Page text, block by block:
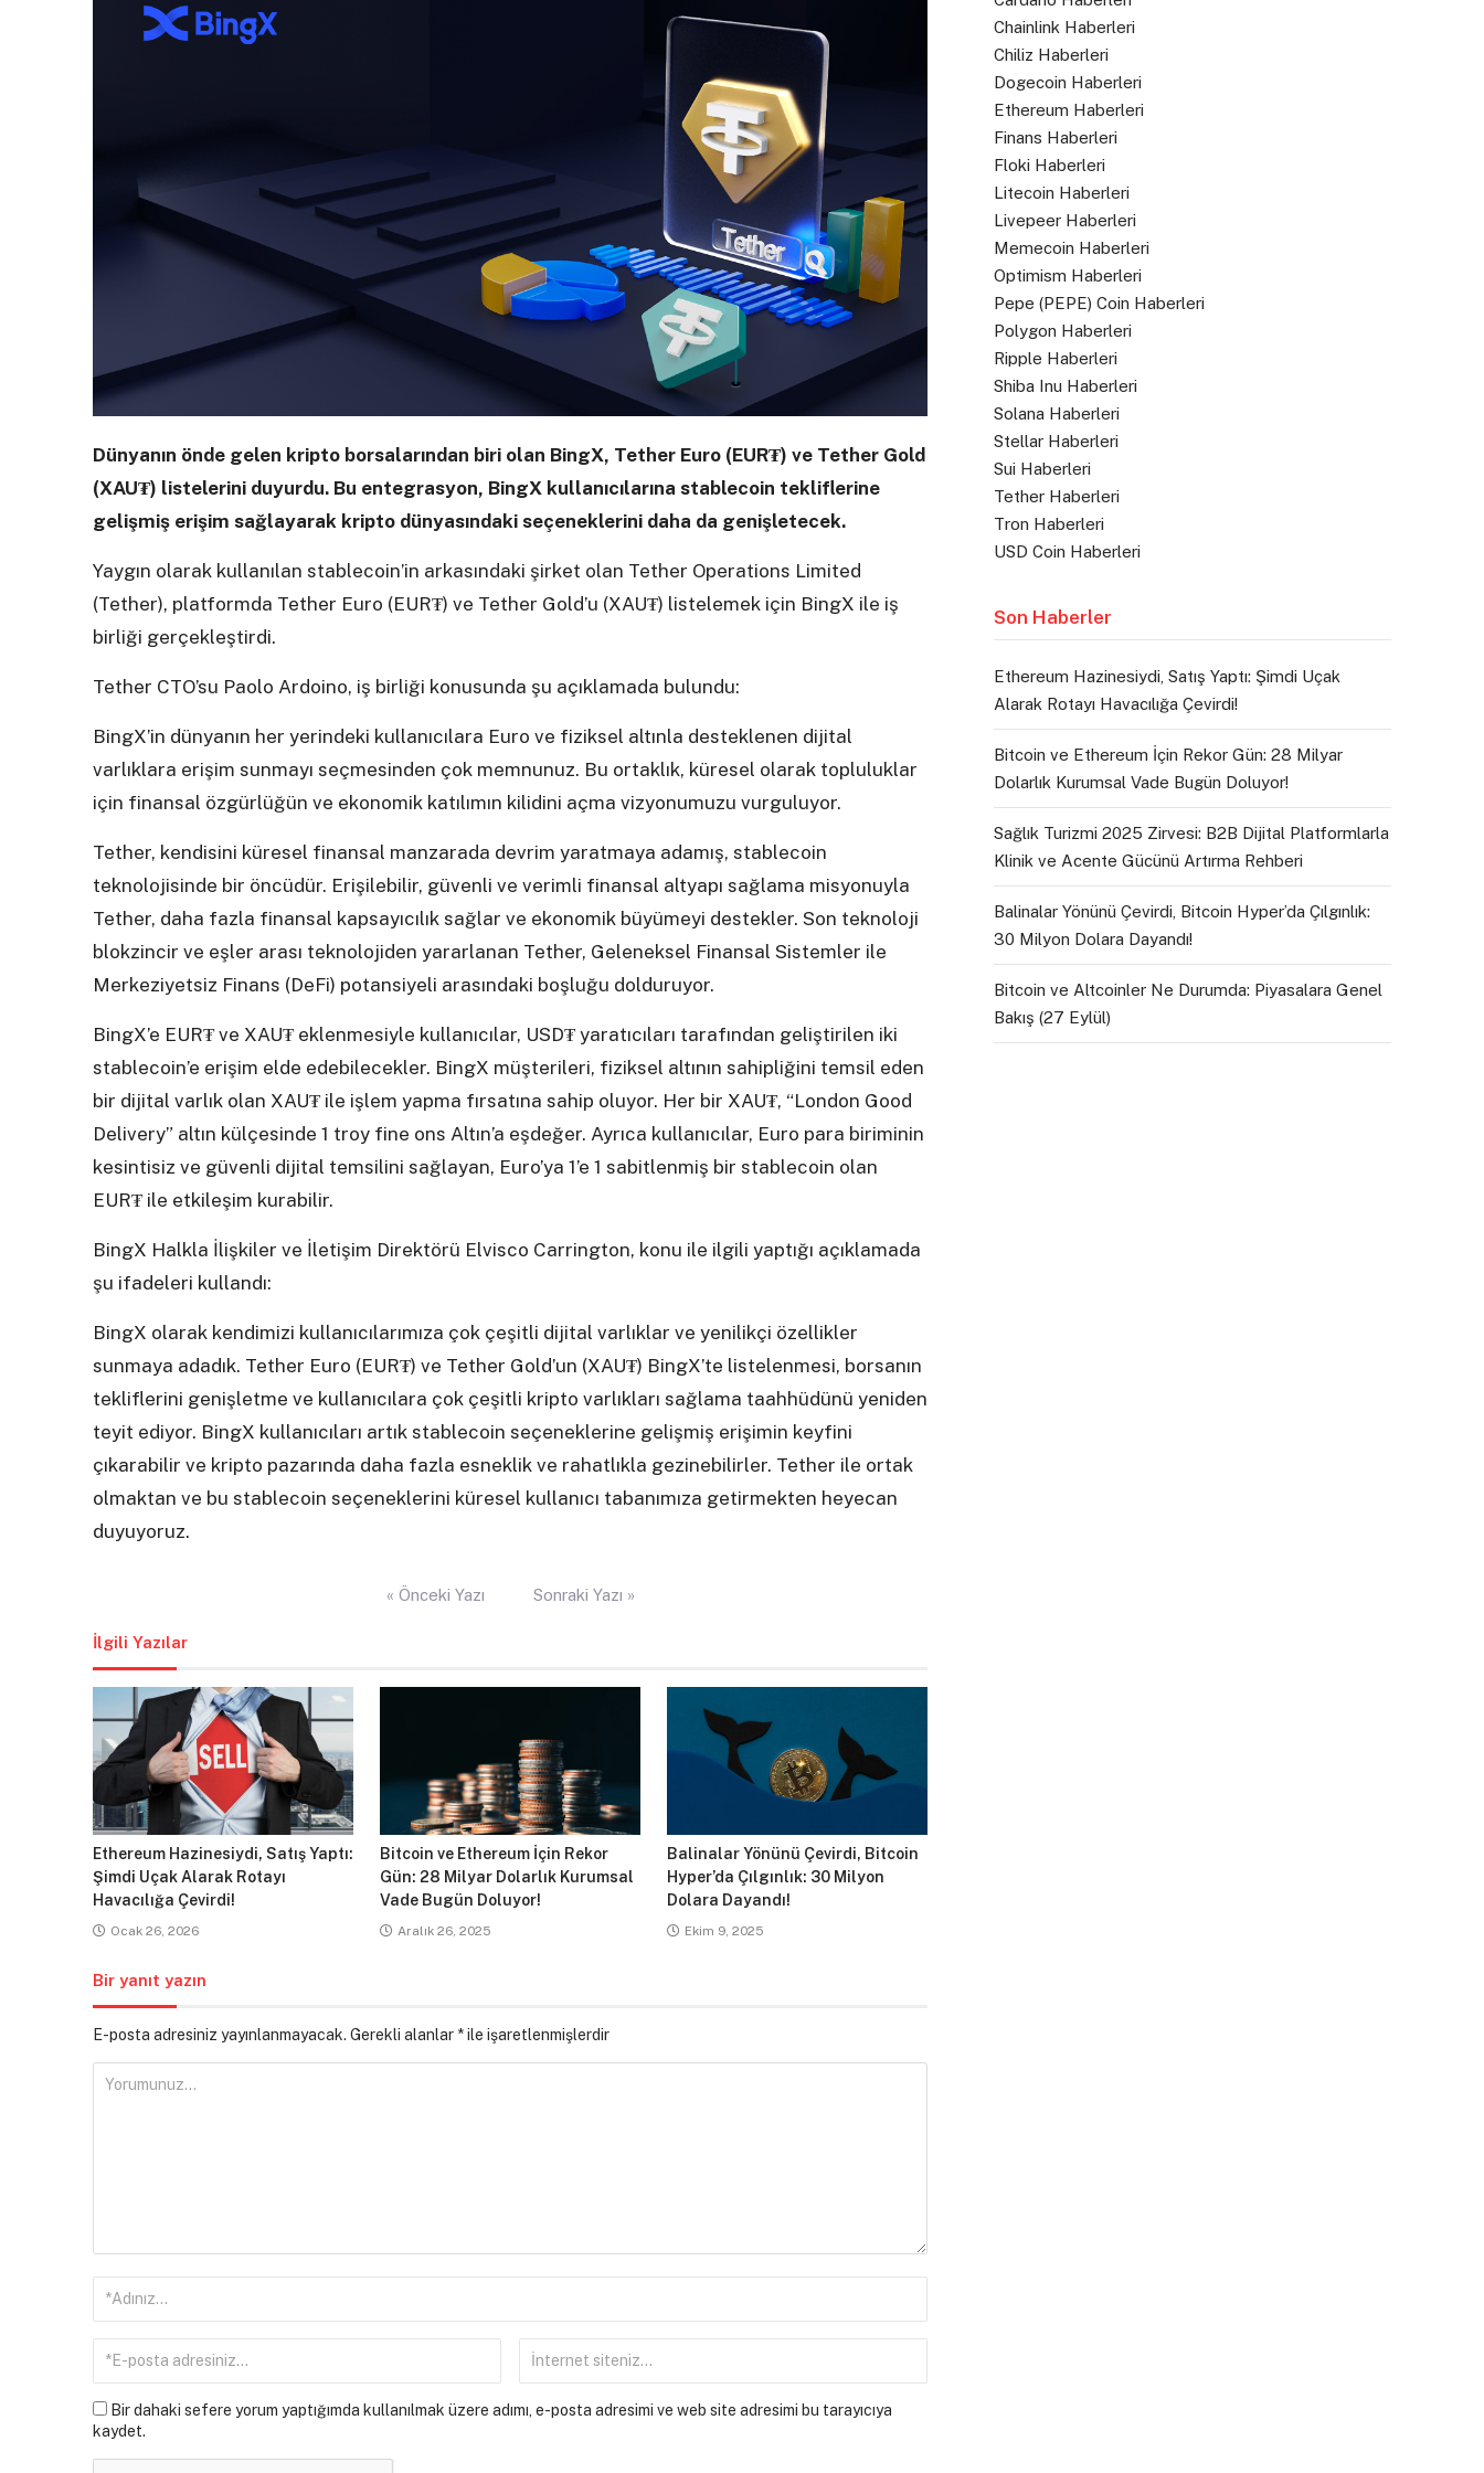
Dünyanın önde gelen kripto borsalarından biri olan BingX, Tether Euro (EUR₮) ve Tether Gold
(XAU₮) listelerini duyurdu. Bu entegrasyon, BingX kullanıcılarına stablecoin tekliflerine
gelişmiş erişim sağlayarak kripto dünyasındaki seçeneklerini daha da genişletecek.
Yaygın olarak kullanılan stablecoin’in arkasındaki şirket olan Tether Operations Limited
(Tether), platformda Tether Euro (EUR₮) ve Tether Gold’u (XAU₮) listelemek için BingX ile iş
birliği gerçekleştirdi.
Tether CTO’su Paolo Ardoino, iş birliği konusunda şu açıklamada bulundu:
BingX’in dünyanın her yerindeki kullanıcılara Euro ve fiziksel altınla desteklenen dijital
varlıklara erişim sunmayı seçmesinden çok memnunuz. Bu ortaklık, küresel olarak topluluklar
için finansal özgürlüğün ve ekonomik katılımın kilidini açma vizyonumuzu vurguluyor.
Tether, kendisini küresel finansal manzarada devrim yaratmaya adamış, stablecoin
teknolojisinde bir öncüdür. Erişilebilir, güvenli ve verimli finansal altyapı sağlama misyonuyla
Tether, daha fazla finansal kapsayıcılık sağlar ve ekonomik büyümeyi destekler. Son teknoloji
blokzincir ve eşler arası teknolojiden yararlanan Tether, Geleneksel Finansal Sistemler ile
Merkeziyetsiz Finans (DeFi) potansiyeli arasındaki boşluğu dolduruyor.
BingX’e EUR₮ ve XAU₮ eklenmesiyle kullanıcılar, USD₮ yaratıcıları tarafından geliştirilen iki
stablecoin’e erişim elde edebilecekler. BingX müşterileri, fiziksel altının sahipliğini temsil eden
bir dijital varlık olan XAU₮ ile işlem yapma fırsatına sahip oluyor. Her bir XAU₮, “London Good
Delivery” altın külçesinde 1 troy fine ons Altın’a eşdeğer. Ayrıca kullanıcılar, Euro para biriminin
kesintisiz ve güvenli dijital temsilini sağlayan, Euro’ya 1’e 1 sabitlenmiş bir stablecoin olan
EUR₮ ile etkileşim kurabilir.
BingX Halkla İlişkiler ve İletişim Direktörü Elvisco Carrington, konu ile ilgili yaptığı açıklamada
şu ifadeleri kullandı:
BingX olarak kendimizi kullanıcılarımıza çok çeşitli dijital varlıklar ve yenilikçi özellikler
sunmaya adadık. Tether Euro (EUR₮) ve Tether Gold’un (XAU₮) BingX’te listelenmesi, borsanın
tekliflerini genişletme ve kullanıcılara çok çeşitli kripto varlıkları sağlama taahhüdünü yeniden
teyit ediyor. BingX kullanıcıları artık stablecoin seçeneklerine gelişmiş erişimin keyfini
çıkarabilir ve kripto pazarında daha fazla esneklik ve rahatlıkla gezinebilirler. Tether ile ortak
olmaktan ve bu stablecoin seçeneklerini küresel kullanıcı tabanımıza getirmekten heyecan
duyuyoruz.
« Önceki Yazı Sonraki Yazı »
İlgili Yazılar
Ethereum Hazinesiydi, Satış Yaptı:
Şimdi Uçak Alarak Rotayı
Havacılığa Çevirdi!
Ocak 26, 2026
Bitcoin ve Ethereum İçin Rekor
Gün: 28 Milyar Dolarlık Kurumsal
Vade Bugün Doluyor!
Aralık 26, 2025
Balinalar Yönünü Çevirdi, Bitcoin
Hyper’da Çılgınlık: 30 Milyon
Dolara Dayandı!
Ekim 9, 2025
Bir yanıt yazın
E-posta adresiniz yayınlanmayacak. Gerekli alanlar *ile işaretlenmişlerdir
Bir dahaki sefere yorum yaptığımda kullanılmak üzere adımı, e-posta adresimi ve web site adresimi bu tarayıcıya
kaydet.
Chainlink Haberleri
Chiliz Haberleri
Dogecoin Haberleri
Ethereum Haberleri
Finans Haberleri
Floki Haberleri
Litecoin Haberleri
Livepeer Haberleri
Memecoin Haberleri
Optimism Haberleri
Pepe (PEPE) Coin Haberleri
Polygon Haberleri
Ripple Haberleri
Shiba Inu Haberleri
Solana Haberleri
Stellar Haberleri
Sui Haberleri
Tether Haberleri
Tron Haberleri
USD Coin Haberleri
Son Haberler
Ethereum Hazinesiydi, Satış Yaptı: Şimdi Uçak
Alarak Rotayı Havacılığa Çevirdi!
Bitcoin ve Ethereum İçin Rekor Gün: 28 Milyar
Dolarlık Kurumsal Vade Bugün Doluyor!
Sağlık Turizmi 2025 Zirvesi: B2B Dijital Platformlarla
Klinik ve Acente Gücünü Artırma Rehberi
Balinalar Yönünü Çevirdi, Bitcoin Hyper’da Çılgınlık:
30 Milyon Dolara Dayandı!
Bitcoin ve Altcoinler Ne Durumda: Piyasalara Genel
Bakış (27 Eylül)